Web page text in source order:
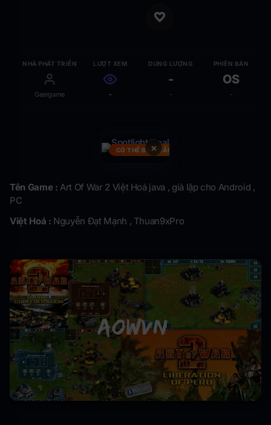
NHÀ PHÁT TRIỂN
Geargame
LƯỢT XEM
-
DUNG LƯỢNG
-
-
PHIÊN BẢN
OS
-
×
CÓ THỂ BẠN CẦN
Tên Game :Art Of War 2 Việt Hoá java , giả lập cho Android ,
PC
Việt Hoá : Nguyễn Đạt Mạnh , Thuan9xPro